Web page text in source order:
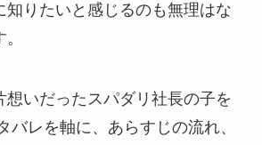
知りたいと感じるのも無理はな
想いだったスパダリ社長の子を
バレを軸に、あらすじの流れ、